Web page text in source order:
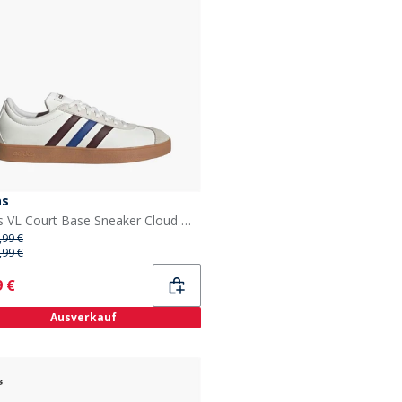
adidas VL Court Base Sneaker Cloud White/Aurora Ruby/Royal Blue
€
€
€
Ausverkauf